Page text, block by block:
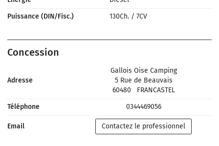
Puissance (DIN/Fisc.)
130Ch. / 7CV
Concession
Adresse
Gallois Oise Camping
5 Rue de Beauvais
60480
FRANCASTEL
Téléphone
0344469056
Email Contactez le professionnel